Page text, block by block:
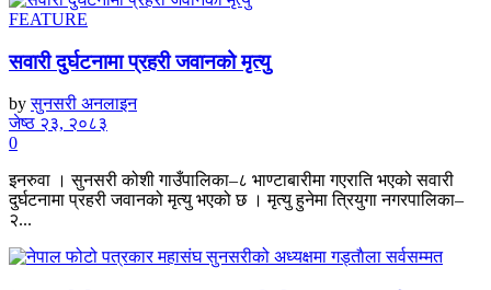
FEATURE
सवारी दुर्घटनामा प्रहरी जवानको मृत्यु
by सुनसरी अनलाइन
जेष्ठ २३, २०८३
0
इनरुवा । सुनसरी कोशी गाउँपालिका–८ भाण्टाबारीमा गएराति भएको सवारी
दुर्घटनामा प्रहरी जवानको मृत्यु भएको छ । मृत्यु हुनेमा त्रियुगा नगरपालिका–
२...